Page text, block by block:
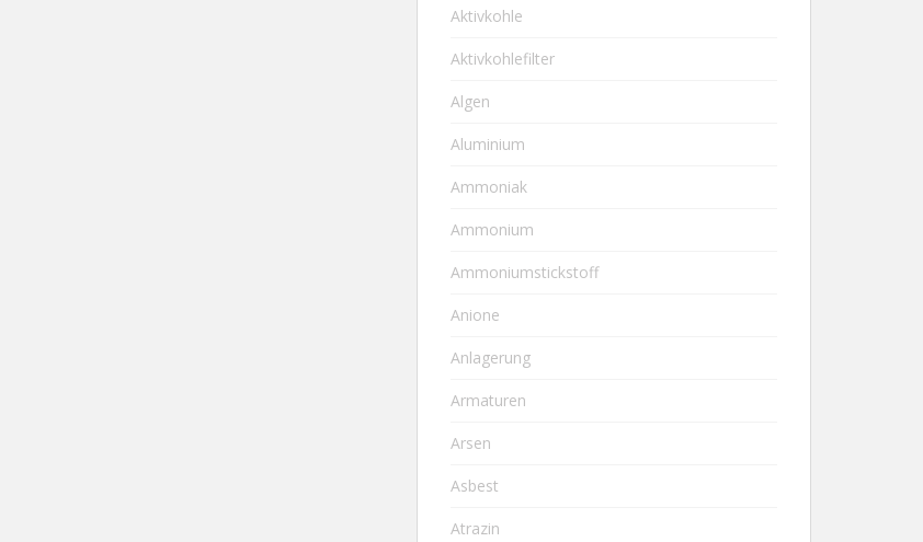
Aktivkohle
Aktivkohlefilter
Algen
Aluminium
Ammoniak
Ammonium
Ammoniumstickstoff
Anione
Anlagerung
Armaturen
Arsen
Asbest
Atrazin